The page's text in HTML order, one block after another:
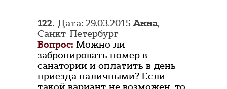
122. Дата: 29.03.2015Анна,
Санкт-Петербург
Вопрос: Можно ли
забронировать номер в
санатории и оплатить в день
приезда наличными? Если